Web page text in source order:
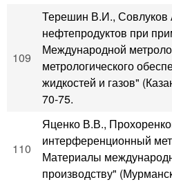
109
Терешин В.И.,
нефтепродуктов при
Международной
метрологического
жидкостей и газов"
70-75.
110
Яценко В.В.,
интерференционный
Материалы
производству"